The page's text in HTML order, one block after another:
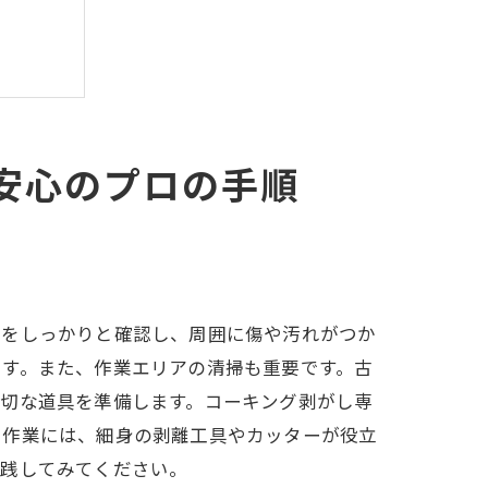
法
心のプロの手順
しっかりと確認し、周囲に傷や汚れがつか
。また、作業エリアの清掃も重要です。古
な道具を準備します。コーキング剥がし専
業には、細身の剥離工具やカッターが役立
してみてください。